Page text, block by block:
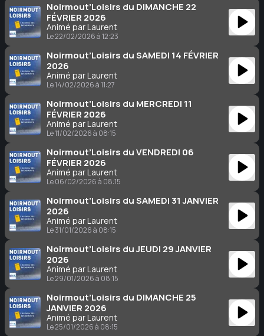
Noirmout’Loisirs du DIMANCHE 22
FÉVRIER 2026
Animé par Laurent
Le 22/02/2026 à 12:23
Noirmout’Loisirs du SAMEDI 14 FÉVRIER
2026
Animé par Laurent
Le 14/02/2026 à 11:27
Noirmout’Loisirs du MERCREDI 11
FÉVRIER 2026
Animé par Laurent
Le 11/02/2026 à 08:15
Noirmout’Loisirs du VENDREDI 06
FÉVRIER 2026
Animé par Laurent
Le 06/02/2026 à 08:15
Noirmout’Loisirs du SAMEDI 31 JANVIER
2026
Animé par Laurent
Le 31/01/2026 à 08:15
Noirmout’Loisirs du JEUDI 29 JANVIER
2026
Animé par Laurent
Le 29/01/2026 à 08:15
Noirmout’Loisirs du DIMANCHE 25
JANVIER 2026
Animé par Laurent
Le 25/01/2026 à 08:15